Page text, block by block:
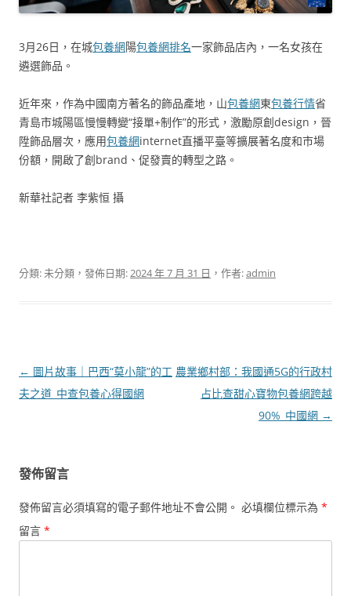
3月26日，在城包養網陽包養網排名一家飾品店內，一名女孩在
遴選飾品。
近年來，作為中國南方著名的飾品產地，山包養網東包養行情省
青島市城陽區慢慢轉變“接單+制作”的形式，激勵原創design，晉
陞飾品層次，應用包養網internet直播平臺等擴展著名度和市場
份額，開啟了創brand、促發賣的轉型之路。
新華社記者 李紫恒 攝
分類: 未分類，發佈日期:2024 年 7 月 31 日 ，作者:admin
文
章
← 圖片故事｜巴西“莫小龍”的工
夫之道_中查包養心得國網
農業鄉村部：我國通5G的行政村
占比查甜心寶物包養網跨越
90%_中國網 →
發佈留言
發佈留言必須填寫的電子郵件地址不會公開。 必填欄位標示為 *
留言 *